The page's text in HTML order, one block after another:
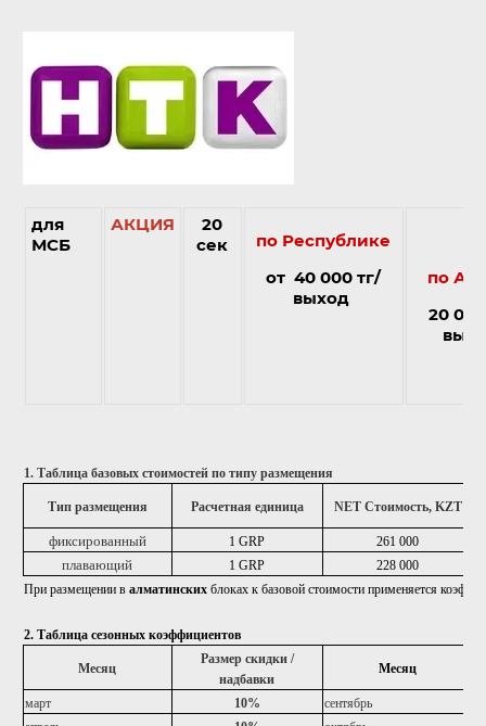
для
МСБ
АКЦИЯ
20
сек
по Республике
от 40 000 тг/
выход
по
20
1. Таблица базовых стоимостей по типу размещения
Тип размещения Расчетная единица NET Стоимость, KZT
фиксированный 1 GRP 261 000
плавающий 1 GRP
228 000
При размещении в алматинскихблоках к базовой стоимости применяется
2. Таблица сезонных коэффициентов
Месяц
Размер скидки /
надбавки
Месяц
март 10%
сентябрь